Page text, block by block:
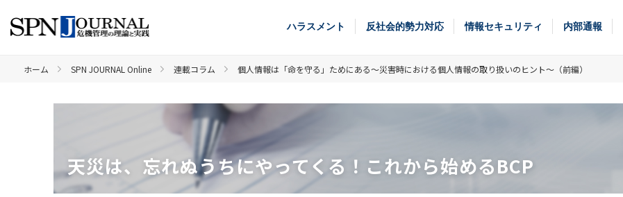
ハラスメント 反社会的勢力対応 情報セキュリティ 内部通報
ホーム SPN JOURNAL Online 連載コラム 個人情報は「命を守る」ためにある～災害時における個人情報の取り扱いのヒント～（前編）
天災は、忘れぬうちにやってくる！これから始めるBCP